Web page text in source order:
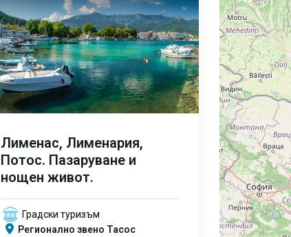
Лименас, Лименария,
Потос. Пазаруване и
нощен живот.
Градски туризъм
Регионално звено Тасос